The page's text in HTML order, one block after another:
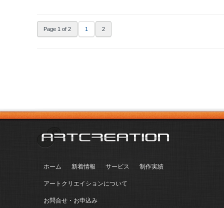
Page 1 of 2 1 2
ホーム 新着情報 サービス 制作実績
アートクリエイションについて
お問合せ・お申込み